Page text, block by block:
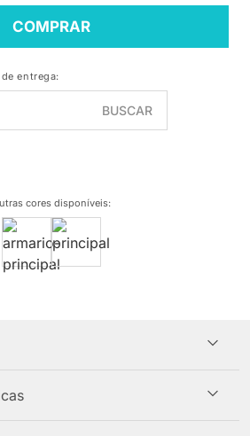
COMPRAR
entrega:
BUSCAR
cores disponíveis: